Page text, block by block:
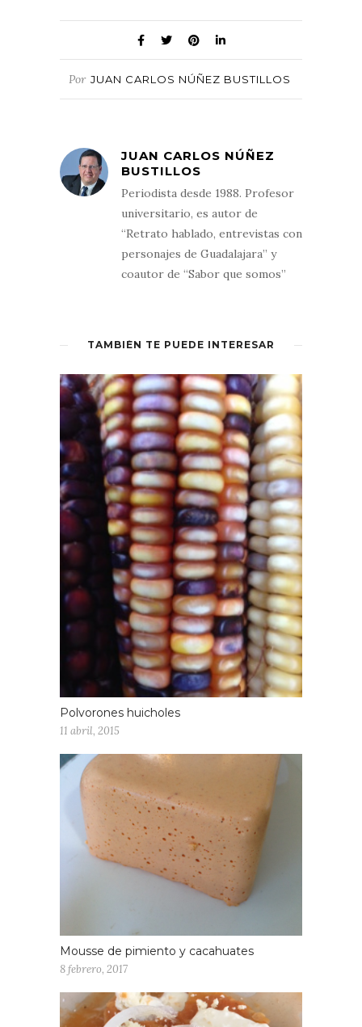
Por JUAN CARLOS NÚÑEZ BUSTILLOS
JUAN CARLOS NÚÑEZ
BUSTILLOS
Periodista desde 1988. Profesor
universitario, es autor de
“Retrato hablado, entrevistas con
personajes de Guadalajara” y
coautor de “Sabor que somos”
TAMBIÉN TE PUEDE INTERESAR
Polvorones huicholes
11 abril, 2015
Mousse de pimiento y cacahuates
8 febrero, 2017